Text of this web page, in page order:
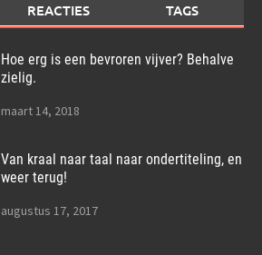
REACTIES TAGS
Hoe erg is een bevroren vijver? Behalve
zielig.
maart 14, 2018
Van kraal naar taal naar ondertiteling, en
weer terug!
augustus 17, 2017